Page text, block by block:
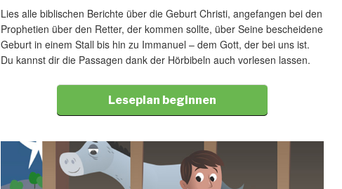
Lies alle biblischen Berichte über die Geburt Christi, angefangen bei den
Prophetien über den Retter, der kommen sollte, über Seine bescheidene
Geburt in einem Stall bis hin zu Immanuel – dem Gott, der bei uns ist.
Du kannst dir die Passagen dank der Hörbibeln auch vorlesen lassen.
Leseplan beginnen